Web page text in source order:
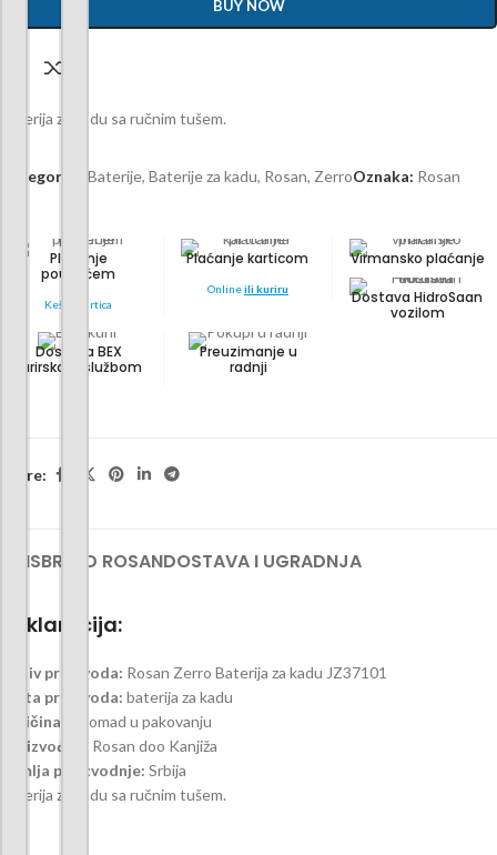
BUY NOW
Baterija za kadu sa ručnim tušem.
Kategorije: Baterije, Baterije za kadu, Rosan, ZerroOznaka: Rosan
Plaćanje
pouzećem
Keš ili kartica
Plaćanje karticom
Onlineili kuriru
Virmansko plaćanje
Dostava HidroSaan
vozilom
Dostava BEX
kurirskom službom
Preuzimanje u
radnji
Share:
OPISBREND ROSANDOSTAVA I UGRADNJA
Deklaracija:
Naziv proizvoda: Rosan Zerro Baterija za kadu JZ37101
Vrsta proizvoda: baterija za kadu
Količina:
1 komad u pakovanju
Proizvođač: Rosan doo Kanjiža
Zemlja proizvodnje: Srbija
Baterija za kadu sa ručnim tušem.